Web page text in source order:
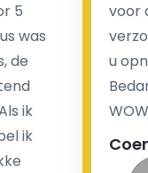
kosten voor
over uw
bevat alle
de prijs die u
5
was
de
ik
ik
voor
u